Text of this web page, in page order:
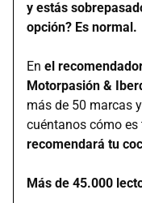
y estás
opción? Es normal.
En el
Motorpasión &
más de 50 marcas
cuéntanos cómo
recomendará tu
Más de 45.000